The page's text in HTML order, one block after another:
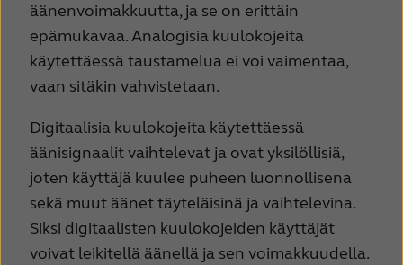
äänenvoimakkuutta, ja se on erittäin
epämukavaa. Analogisia kuulokojeita
käytettäessä taustamelua ei voi vaimentaa,
vaan sitäkin vahvistetaan.
Digitaalisia kuulokojeita käytettäessä
äänisignaalit vaihtelevat ja ovat yksilöllisiä,
joten käyttäjä kuulee puheen luonnollisena
sekä muut äänet täyteläisinä ja vaihtelevina.
Siksi digitaalisten kuulokojeiden käyttäjät
voivat leikitellä äänellä ja sen voimakkuudella.